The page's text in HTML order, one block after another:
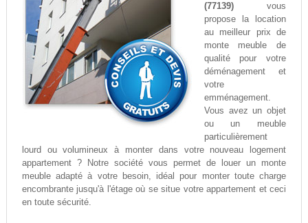
(77139)vous
propose la location
au meilleur prix de
monte meuble de
qualité pour votre
déménagement et
votre
emménagement.
Vous avez un objet
ou un meuble
particulièrement
lourd ou volumineux à monter dans votre nouveau logement
appartement ? Notre société vous permet de louer un monte
meuble adapté à votre besoin, idéal pour monter toute charge
encombrante jusqu'à l'étage où se situe votre appartement et ceci
en toute sécurité.